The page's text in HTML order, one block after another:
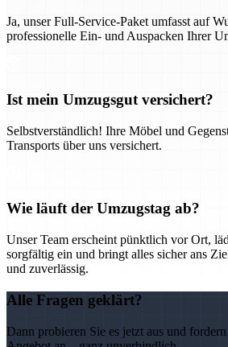
Ja, unser Full-Service-Paket umfasst auf
professionelle Ein- und Auspacken Ihrer
Ist mein Umzugsgut versichert?
Selbstverständlich! Ihre Möbel und
Transports über uns versichert.
Wie läuft der Umzugstag ab?
Unser Team erscheint pünktlich vor Ort,
sorgfältig ein und bringt alles sicher ans
und zuverlässig.
Alle Fragen geklärt?
Dann probieren Sie es jetzt aus und